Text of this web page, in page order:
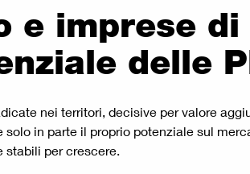
e imprese di
delle
nei territori, decisive per valore
in parte il proprio potenziale sul
stabili per crescere.